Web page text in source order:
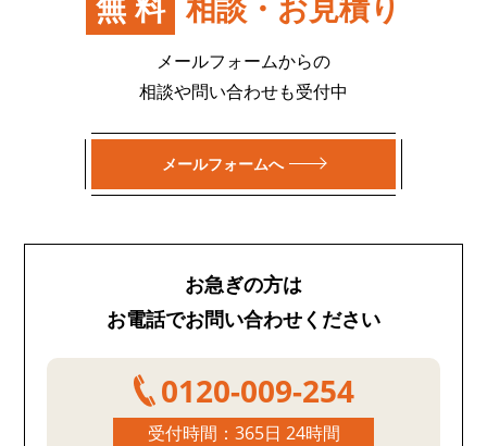
メールフォームからの
相談や問い合わせも受付中
メールフォームへ
お急ぎの方は
お電話でお問い合わせください
0120-009-254
受付時間：365日 24時間